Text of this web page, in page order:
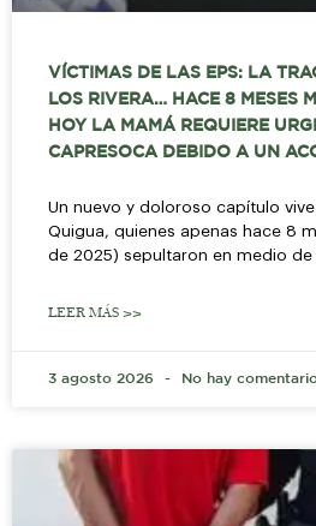
VÍCTIMAS DE LAS EPS: LA
LOS RIVERA… HACE 8 MESES
HOY LA MAMÁ REQUIERE
CAPRESOCA DEBIDO A UN
Un nuevo y doloroso capítulo vive
Quigua, quienes apenas hace 8
de 2025) sepultaron en medio
LEER MÁS >>
3 agosto 2026 No hay